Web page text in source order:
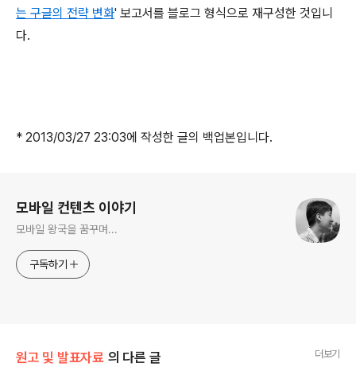
는 구글의 전략 변화' 보고서를 블로그 형식으로 재구성한 것입니
다.
* 2013/03/27 23:03에 작성한 글의 백업본입니다.
모바일 컨텐츠 이야기
모바일 왕국을 꿈꾸며...
구독하기
원고 및 발표자료 의 다른 글 더보기